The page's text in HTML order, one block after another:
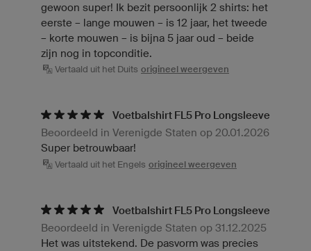
gewoon super! Ik bezit persoonlijk 2 shirts: het
eerste – lange mouwen – is 12 jaar, het tweede
– korte mouwen – is bijna 5 jaar oud – beide
zijn nog in topconditie.
Vertaald uit het Duits origineel weergeven
Voetbalshirt FL5 Pro Longsleeve
Beoordeeld in Verenigde Staten op 20.01.2026
Super betrouwbaar!
Vertaald uit het Engels origineel weergeven
Voetbalshirt FL5 Pro Longsleeve
Beoordeeld in Verenigde Staten op 31.12.2025
Het was uitstekend. De pasvorm was precies